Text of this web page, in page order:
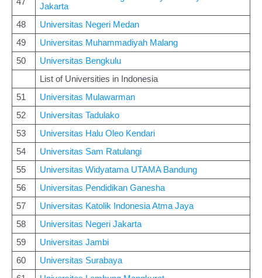
Jakarta
48
Universitas Negeri Medan
49
Universitas Muhammadiyah Malang
50
Universitas Bengkulu
List of Universities in Indonesia
51
Universitas Mulawarman
52
Universitas Tadulako
53
Universitas Halu Oleo Kendari
54
Universitas Sam Ratulangi
55
Universitas Widyatama UTAMA Bandung
56
Universitas Pendidikan Ganesha
57
Universitas Katolik Indonesia Atma Jaya
58
Universitas Negeri Jakarta
59
Universitas Jambi
60
Universitas Surabaya